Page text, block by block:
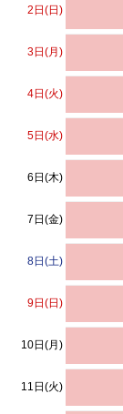
2日(日)
3日(月)
4日(火)
5日(水)
6日(木)
7日(金)
8日(土)
9日(日)
10日(月)
11日(火)